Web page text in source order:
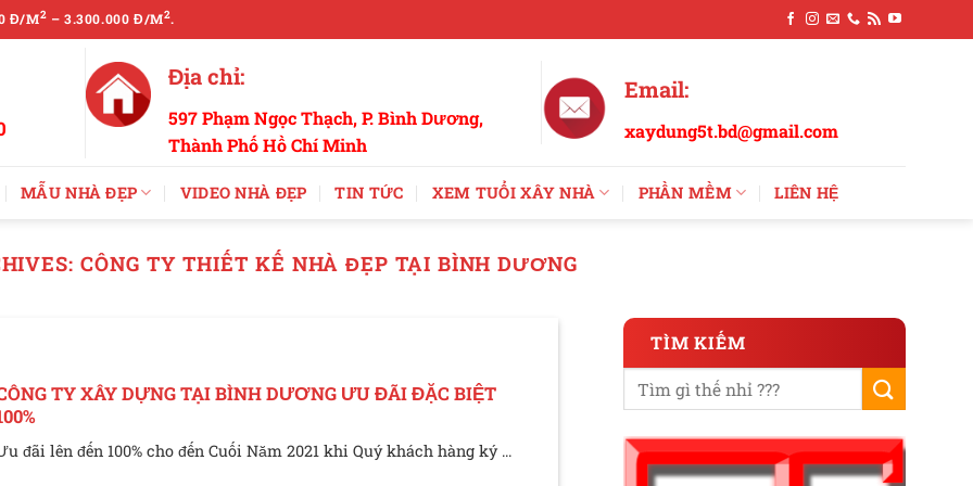
Đ/M2 – 3.300.000 Đ/M2.
Địa chỉ:
597 Phạm Ngọc Thạch, P. Bình Dương,
Thành Phố Hồ Chí Minh
Email:
xaydung5t.bd@gmail.com
MẪU NHÀ ĐẸP VIDEO NHÀ ĐẸP TIN TỨC XEM TUỔI XÂY NHÀ PHẦN MỀM LIÊN HỆ
CÔNG TY THIẾT KẾ NHÀ ĐẸP TẠI BÌNH DƯƠNG
TY XÂY DỰNG TẠI BÌNH DƯƠNG ƯU ĐÃI ĐẶC BIỆT
đãi lên đến 100% cho đến Cuối Năm 2021 khi Quý khách hàng ký ...
TÌM KIẾM